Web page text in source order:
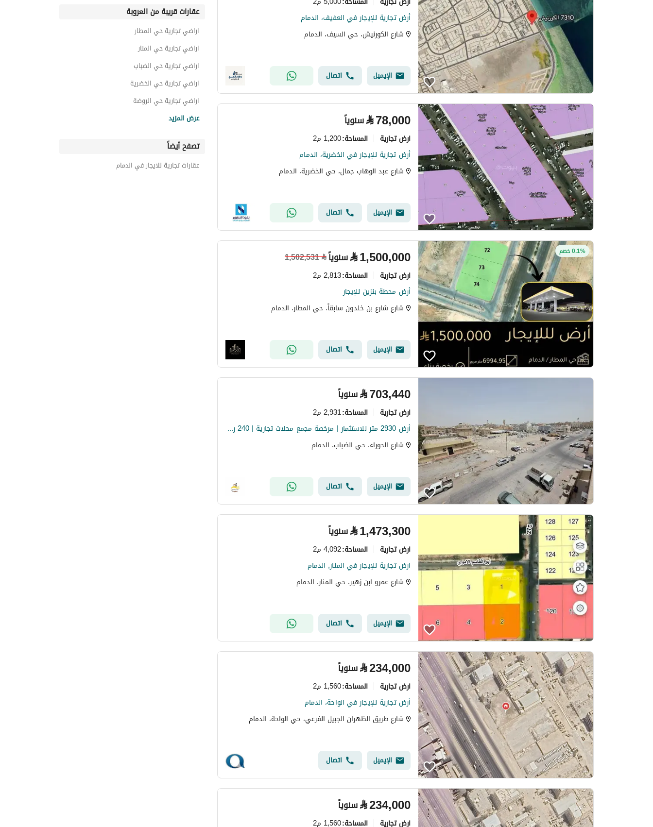
أرض تجارية للإيجار في العفيف، الدمام
شارع الكورنيش، حي السيف، الدمام
الإيميل اتصال
⃁78,000 سنوياً
ارض تجارية المساحة:1,200 م2
أرض تجارية للإيجار في الخضرية، الدمام
شارع عبد الوهاب جمال، حي الخضرية، الدمام
الإيميل اتصال
0.1% خصم ⃁1,500,000 سنوياً⃁
1,502,531
ارض تجارية المساحة:2,813 م2
أرض محطة بنزين للإيجار
شارع شارع بن خلدون سابقاً، حي المطار، الدمام
الإيميل اتصال
⃁703,440 سنوياً
ارض تجارية المساحة:2,931 م2
أرض 2930 متر للاستثمار | مرخصة مجمع محلات تجارية | 240 ريال للمتر بحي الضباب
شارع الحوراء، حي الضباب، الدمام
الإيميل اتصال
⃁1,473,300 سنوياً
ارض تجارية المساحة:4,092 م2
ارض تجارية للإيجار في المنار, الدمام
شارع عمرو ابن زهير، حي المنار، الدمام
الإيميل اتصال
⃁234,000 سنوياً
ارض تجارية المساحة:1,560 م2
أرض تجارية للإيجار في الواحة، الدمام
شارع طريق الظهران الجبيل الفرعي، حي الواحة، الدمام
الإيميل اتصال
⃁234,000 سنوياً
ارض تجارية المساحة:1,560 م2
عقارات قريبة من العروبة
اراضي تجارية حي المطار
اراضي تجارية حي المنار
اراضي تجارية حي الضباب
اراضي تجارية حي الخضرية
اراضي تجارية حي الروضة
اراضي تجارية حي الصدفة
اراضي تجارية حي غرب العزيزية
عرض المزيد
تصفح أيضاً
عقارات تجارية للايجار في الدمام